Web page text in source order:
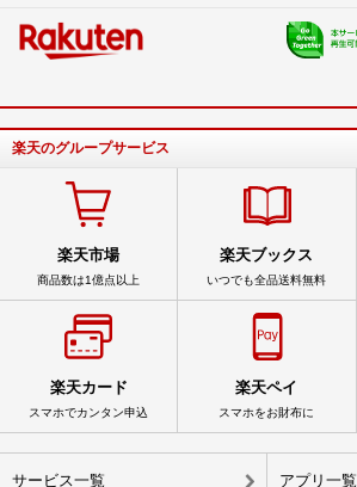
週末値下げセール
他でも出品の為早い者勝ちです
DJ筋肉2323 送料、値段交渉可
出品者 DJ筋肉2323 送料、値段交渉可- 3年以上前
購入検討中です。
お値下げ可能ですか？
ダンベル- 3年以上前
楽天のグループサービス
楽天市場
商品数は1億点以上
楽天ブックス
いつでも全品送料無料
楽天カード
スマホでカンタン申込
楽天ペイ
スマホをお財布に
サービス一覧 アプリ一覧